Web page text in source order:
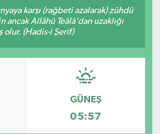
karşı (rağbeti azalarak) zühdü
ancak Allâhü Teâlâ’dan uzaklığı
olur. (Hadis-i Şerif)
GÜNEŞ
05:57